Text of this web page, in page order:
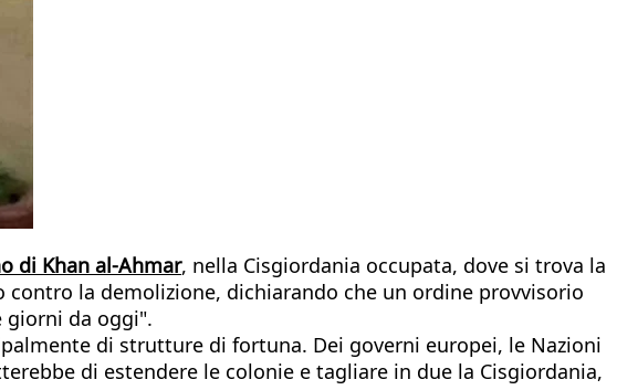
di Khan al-Ahmar, nella Cisgiordania occupata, dove si trova la
la demolizione, dichiarando che un ordine provvisorio
giorni da oggi".
di strutture di fortuna. Dei governi europei, le Nazioni
di estendere le colonie e tagliare in due la Cisgiordania,